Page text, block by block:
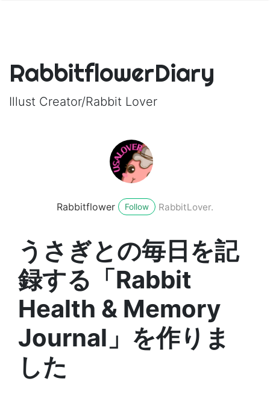
RabbitflowerDiary
Illust Creator/Rabbit Lover
Rabbitflower Follow RabbitLover.
うさぎとの毎日を記
録する「Rabbit
Health & Memory
Journal」を作りま
した